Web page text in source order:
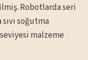
Robotlarda seri
soğutma
malzeme